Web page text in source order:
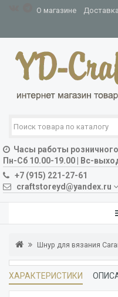
О магазине
Часы работы
Пн-Сб 10.00-19.00 | Вс-
+7 (915) 221-27-61
craftstoreyd@yandex.ru
Шнур для вязания
ХАРАКТЕРИСТИКИ